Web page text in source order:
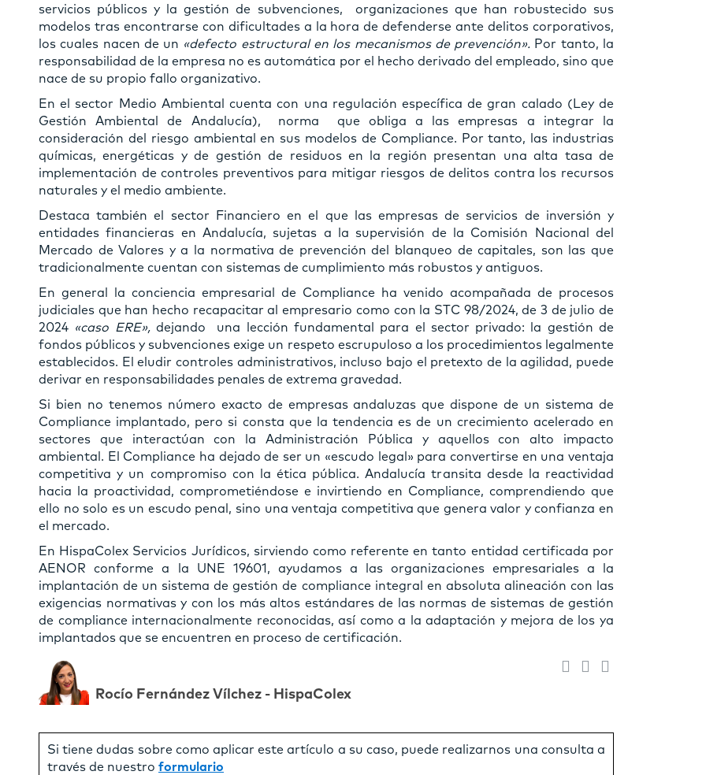
servicios públicos y la gestión de subvenciones, organizaciones que han robustecido sus
modelos tras encontrarse con dificultades a la hora de defenderse ante delitos corporativos,
los cuales nacen de un «defecto estructural en los mecanismos de prevención». Por tanto, la
responsabilidad de la empresa no es automática por el hecho derivado del empleado, sino que
nace de su propio fallo organizativo.
En el sector Medio Ambiental cuenta con una regulación específica de gran calado (Ley de
Gestión Ambiental de Andalucía), norma que obliga a las empresas a integrar la
consideración del riesgo ambiental en sus modelos de Compliance. Por tanto, las industrias
químicas, energéticas y de gestión de residuos en la región presentan una alta tasa de
implementación de controles preventivos para mitigar riesgos de delitos contra los recursos
naturales y el medio ambiente.
Destaca también el sector Financiero en el que las empresas de servicios de inversión y
entidades financieras en Andalucía, sujetas a la supervisión de la Comisión Nacional del
Mercado de Valores y a la normativa de prevención del blanqueo de capitales, son las que
tradicionalmente cuentan con sistemas de cumplimiento más robustos y antiguos.
En general la conciencia empresarial de Compliance ha venido acompañada de procesos
judiciales que han hecho recapacitar al empresario como con la STC 98/2024, de 3 de julio de
2024 «caso ERE»,dejando una lección fundamental para el sector privado: la gestión de
fondos públicos y subvenciones exige un respeto escrupuloso a los procedimientos legalmente
establecidos. El eludir controles administrativos, incluso bajo el pretexto de la agilidad, puede
derivar en responsabilidades penales de extrema gravedad.
Si bien no tenemos número exacto de empresas andaluzas que dispone de un sistema de
Compliance implantado, pero si consta que la tendencia es de un crecimiento acelerado en
sectores que interactúan con la Administración Pública y aquellos con alto impacto
ambiental. El Compliance ha dejado de ser un «escudo legal» para convertirse en una ventaja
competitiva y un compromiso con la ética pública. Andalucía transita desde la reactividad
hacia la proactividad, comprometiéndose e invirtiendo en Compliance, comprendiendo que
ello no solo es un escudo penal, sino una ventaja competitiva que genera valor y confianza en
el mercado.
En HispaColex Servicios Jurídicos, sirviendo como referente en tanto entidad certificada por
AENOR conforme a la UNE 19601, ayudamos a las organizaciones empresariales a la
implantación de un sistema de gestión de compliance integral en absoluta alineación con las
exigencias normativas y con los más altos estándares de las normas de sistemas de gestión
de compliance internacionalmente reconocidas, así como a la adaptación y mejora de los ya
implantados que se encuentren en proceso de certificación.
Rocío Fernández Vílchez - HispaColex
Si tiene dudas sobre como aplicar este artículo a su caso, puede realizarnos una consulta a
través de nuestro formulario